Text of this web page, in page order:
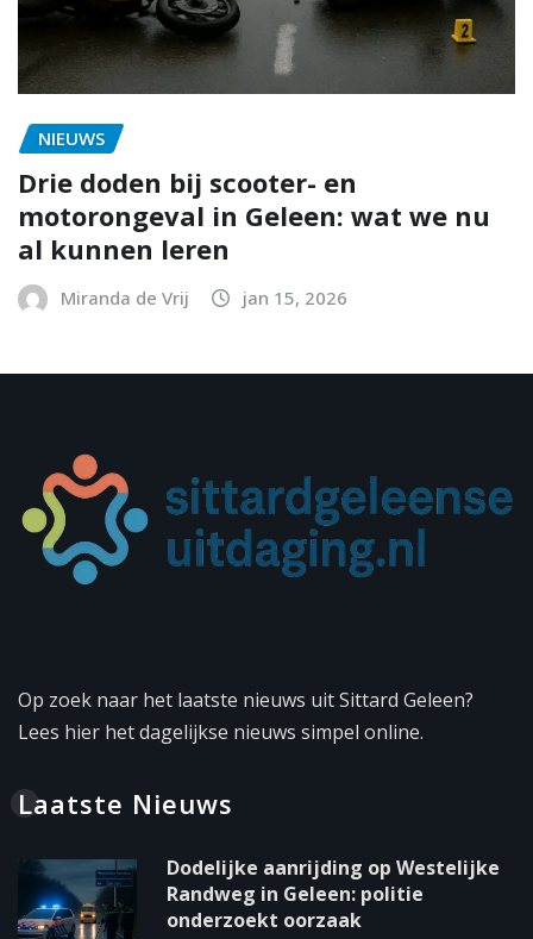
NIEUWS
Drie doden bij scooter- en
motorongeval in Geleen: wat we nu
al kunnen leren
Miranda de Vrij jan 15, 2026
Op zoek naar het laatste nieuws uit Sittard Geleen?
Lees hier het dagelijkse nieuws simpel online.
Laatste Nieuws
Dodelijke aanrijding op Westelijke
Randweg in Geleen: politie
onderzoekt oorzaak